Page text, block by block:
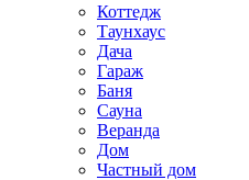
Коттедж
Таунхаус
Дача
Гараж
Баня
Сауна
Веранда
Дом
Частный дом